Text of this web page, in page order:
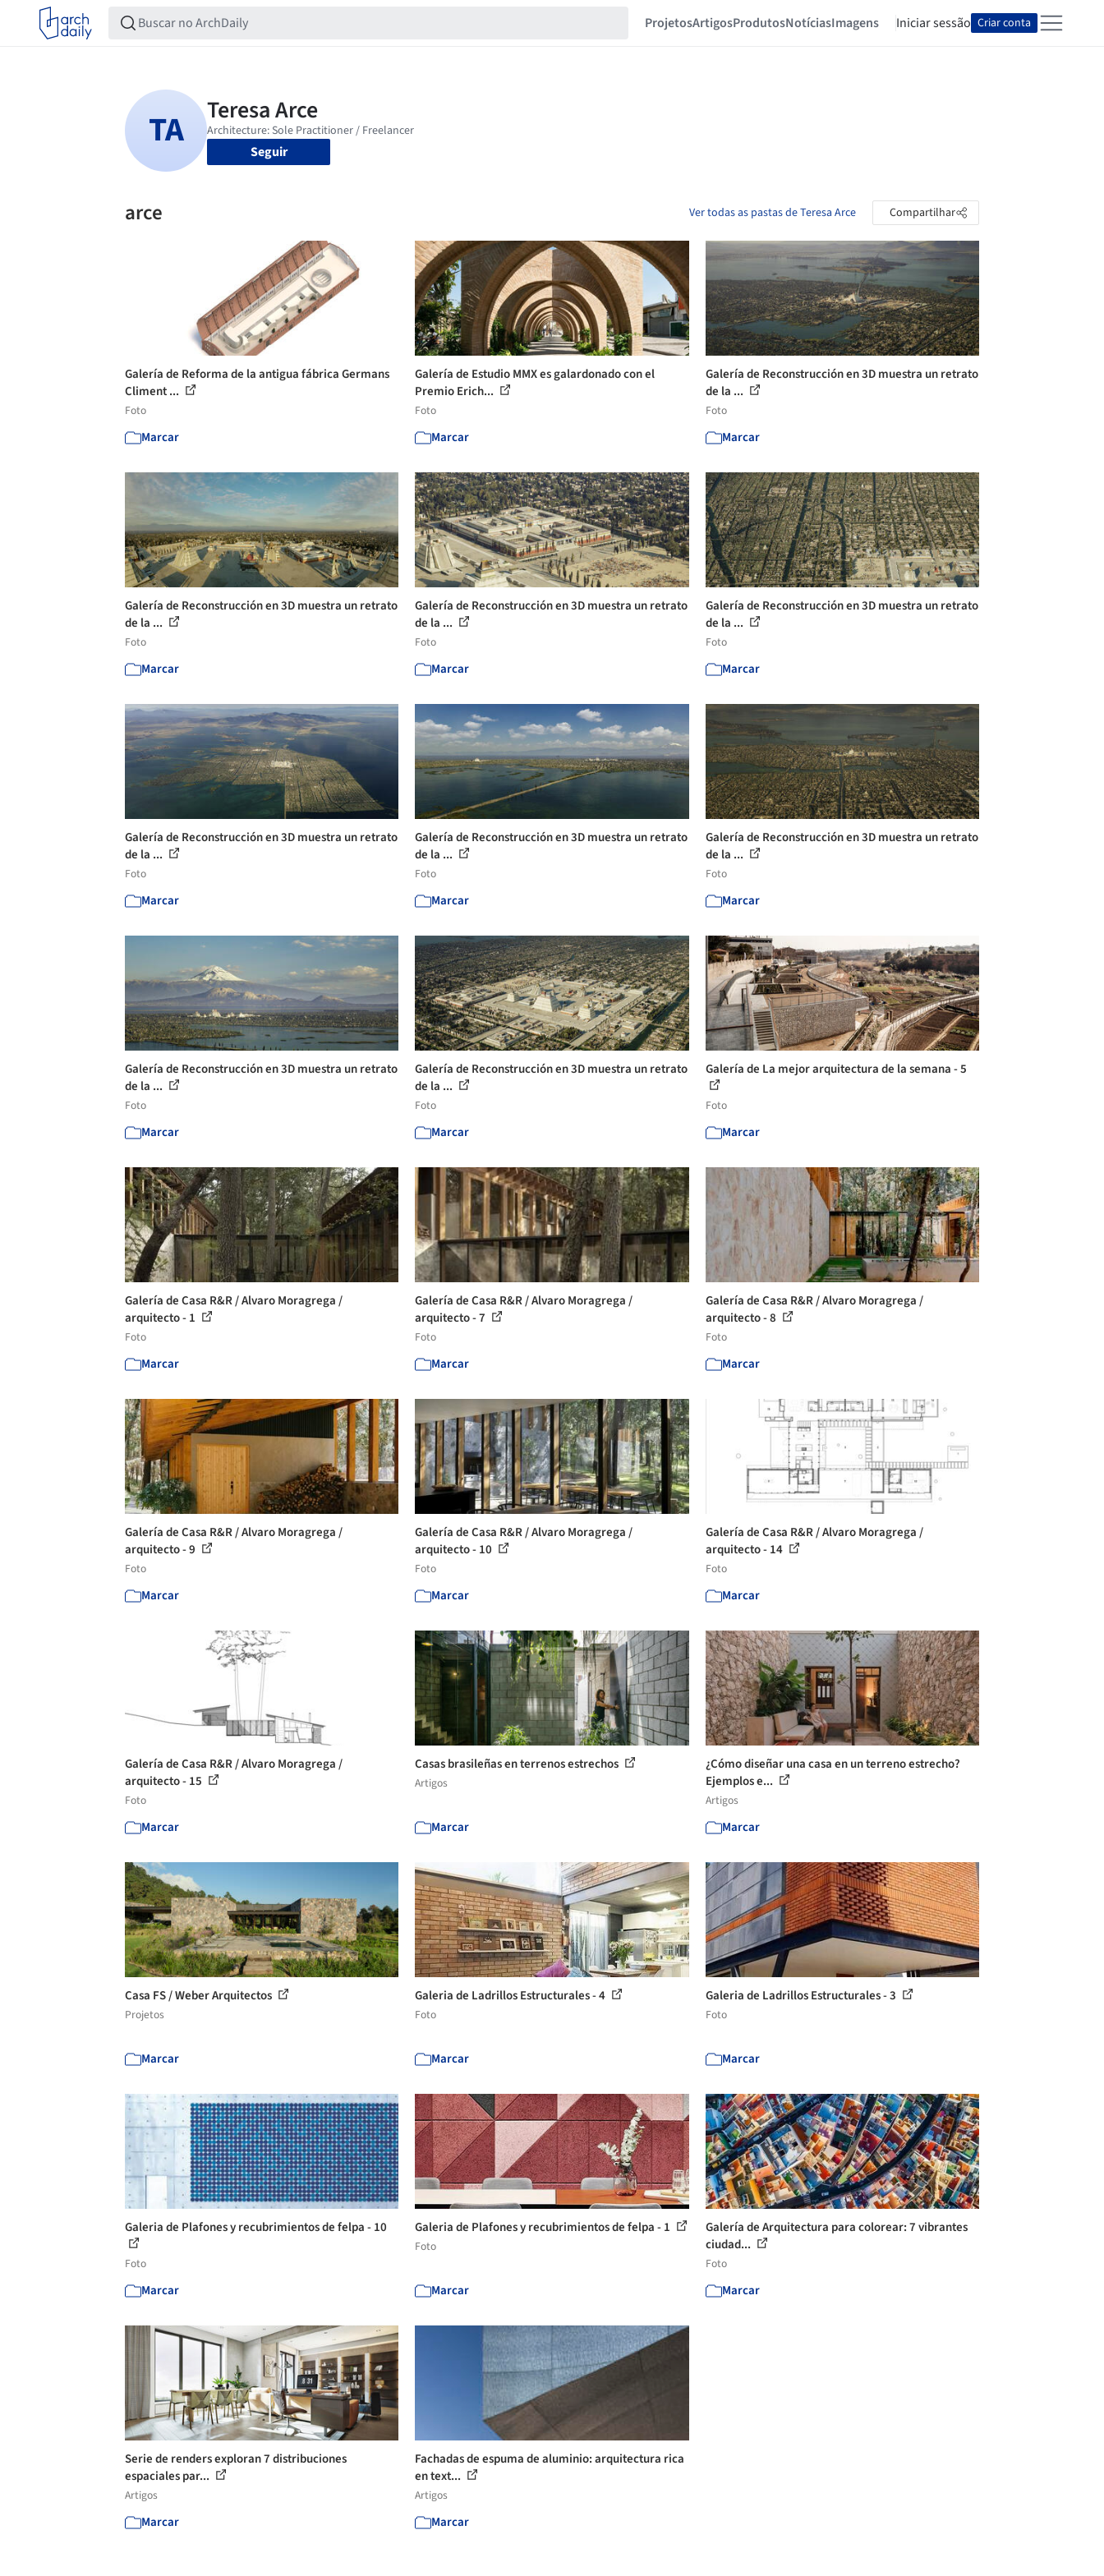
ProjetosArtigosProdutosNotíciasImagens Iniciar sessão Criar conta
Seguir
arce Ver todas as pastas de Teresa Arce Compartilhar
Galería de Reforma de la antigua fábrica Germans
Climent ...
Foto
Marcar
Galería de Estudio MMX es galardonado con el
Premio Erich...
Foto
Marcar
Galería de Reconstrucción en 3D muestra un retrato
de la ...
Foto
Marcar
Galería de Reconstrucción en 3D muestra un retrato
de la ...
Foto
Marcar
Galería de Reconstrucción en 3D muestra un retrato
de la ...
Foto
Marcar
Galería de Reconstrucción en 3D muestra un retrato
de la ...
Foto
Marcar
Galería de Reconstrucción en 3D muestra un retrato
de la ...
Foto
Marcar
Galería de Reconstrucción en 3D muestra un retrato
de la ...
Foto
Marcar
Galería de Reconstrucción en 3D muestra un retrato
de la ...
Foto
Marcar
Galería de Reconstrucción en 3D muestra un retrato
de la ...
Foto
Marcar
Galería de Reconstrucción en 3D muestra un retrato
de la ...
Foto
Marcar
Galería de La mejor arquitectura de la semana - 5
Foto
Marcar
Galería de Casa R&R / Alvaro Moragrega /
arquitecto - 1
Foto
Marcar
Galería de Casa R&R / Alvaro Moragrega /
arquitecto - 7
Foto
Marcar
Galería de Casa R&R / Alvaro Moragrega /
arquitecto - 8
Foto
Marcar
Galería de Casa R&R / Alvaro Moragrega /
arquitecto - 9
Foto
Marcar
Galería de Casa R&R / Alvaro Moragrega /
arquitecto - 10
Foto
Marcar
Galería de Casa R&R / Alvaro Moragrega /
arquitecto - 14
Foto
Marcar
Galería de Casa R&R / Alvaro Moragrega /
arquitecto - 15
Foto
Marcar
Casas brasileñas en terrenos estrechos
Artigos
Marcar
¿Cómo diseñar una casa en un terreno estrecho?
Ejemplos e...
Artigos
Marcar
Casa FS / Weber Arquitectos
Projetos
Marcar
Galeria de Ladrillos Estructurales - 4
Foto
Marcar
Galeria de Ladrillos Estructurales - 3
Foto
Marcar
Galeria de Plafones y recubrimientos de felpa - 10
Foto
Marcar
Galeria de Plafones y recubrimientos de felpa - 1
Foto
Marcar
Galería de Arquitectura para colorear: 7 vibrantes
ciudad...
Foto
Marcar
Serie de renders exploran 7 distribuciones
espaciales par...
Artigos
Marcar
Fachadas de espuma de aluminio: arquitectura rica
en text...
Artigos
Marcar